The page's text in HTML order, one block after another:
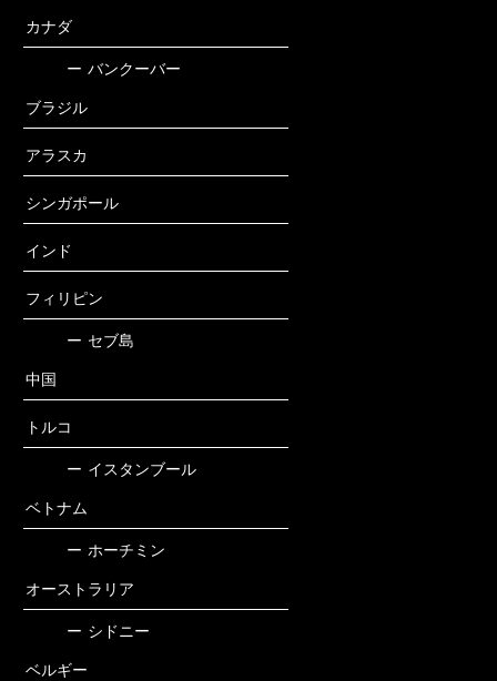
カナダ
ー バンクーバー
ブラジル
アラスカ
シンガポール
インド
フィリピン
ー セブ島
中国
トルコ
ー イスタンブール
ベトナム
ー ホーチミン
オーストラリア
ー シドニー
ベルギー